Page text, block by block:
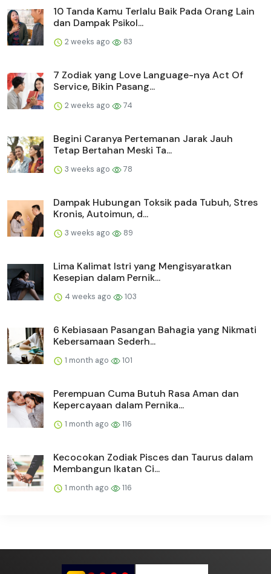
10 Tanda Kamu Terlalu Baik Pada Orang Lain
dan Dampak Psikol...
2 weeks ago 83
7 Zodiak yang Love Language-nya Act Of
Service, Bikin Pasang...
2 weeks ago 74
Begini Caranya Pertemanan Jarak Jauh
Tetap Bertahan Meski Ta...
3 weeks ago 78
Dampak Hubungan Toksik pada Tubuh, Stres
Kronis, Autoimun, d...
3 weeks ago 89
Lima Kalimat Istri yang Mengisyaratkan
Kesepian dalam Pernik...
4 weeks ago 103
6 Kebiasaan Pasangan Bahagia yang Nikmati
Kebersamaan Sederh...
1 month ago 101
Perempuan Cuma Butuh Rasa Aman dan
Kepercayaan dalam Pernika...
1 month ago 116
Kecocokan Zodiak Pisces dan Taurus dalam
Membangun Ikatan Ci...
1 month ago 116